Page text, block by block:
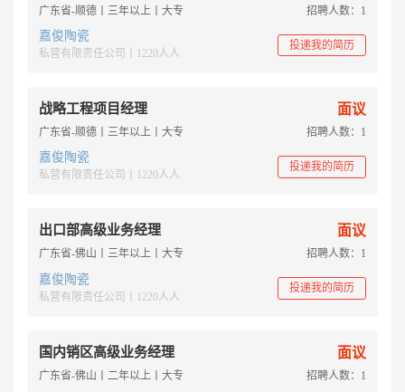
广东省-顺德丨三年以上丨大专 招聘人数：1
嘉俊陶瓷
私营有限责任公司丨1220人人
投递我的简历
战略工程项目经理 面议
广东省-顺德丨三年以上丨大专 招聘人数：1
嘉俊陶瓷
私营有限责任公司丨1220人人
投递我的简历
出口部高级业务经理 面议
广东省-佛山丨三年以上丨大专 招聘人数：1
嘉俊陶瓷
私营有限责任公司丨1220人人
投递我的简历
国内销区高级业务经理 面议
广东省-佛山丨二年以上丨大专 招聘人数：1